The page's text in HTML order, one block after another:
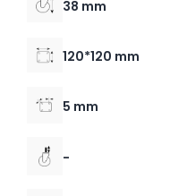
38 mm
120*120 mm
5 mm
-